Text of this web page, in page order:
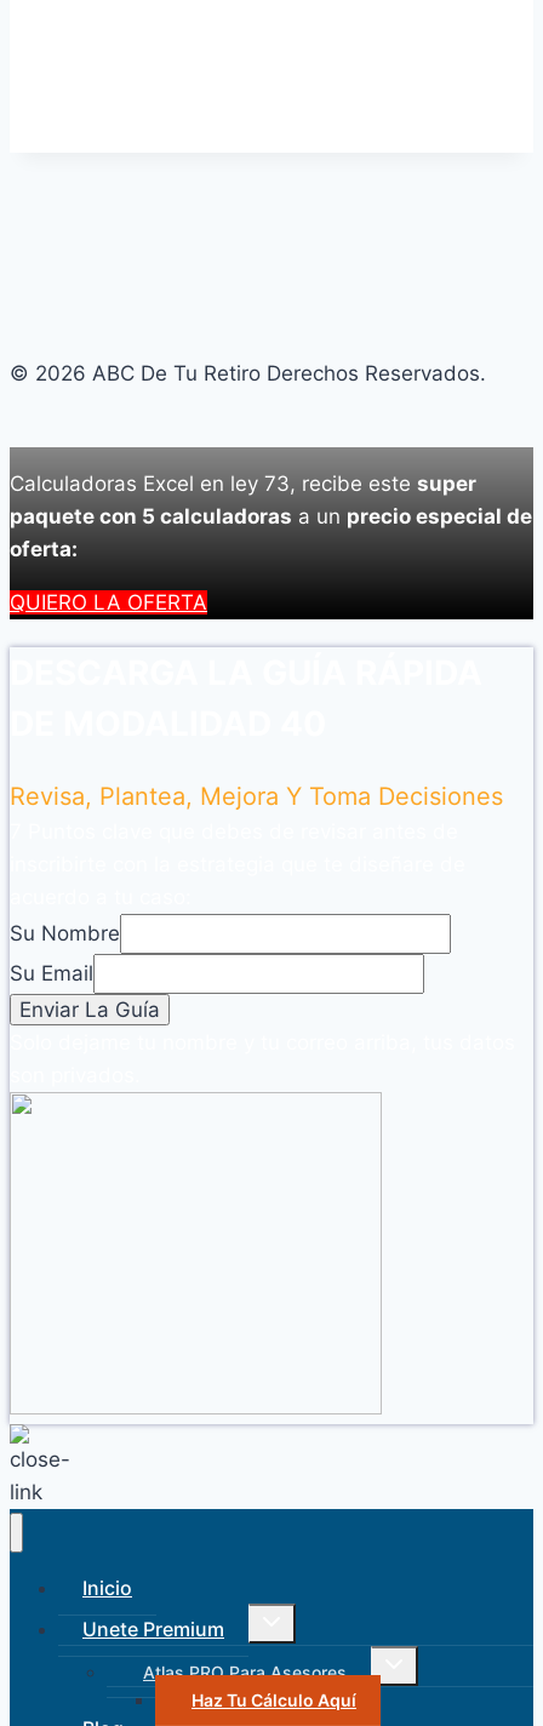
© 2026 ABC De Tu Retiro Derechos Reservados.
Calculadoras Excel en ley 73, recibe este super
paquete con 5 calculadoras a un precio especial de
oferta:
QUIERO LA OFERTA
Revisa, Plantea, Mejora Y Toma Decisiones
Su Nombre
Su Email
Inicio
Unete Premium
hijo
Atlas PRO Para Asesores
menú
Haz Tu Cálculo Aquí